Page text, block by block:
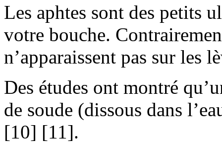
Les aphtes sont des petits
votre bouche.
n’apparaissent pas sur les
Des études ont montré
de soude (dissous dans
[10] [11].